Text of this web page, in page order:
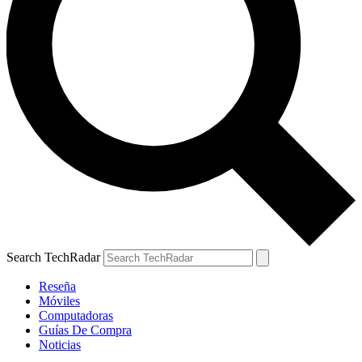
Search TechRadar
Reseña
Móviles
Computadoras
Guías De Compra
Noticias